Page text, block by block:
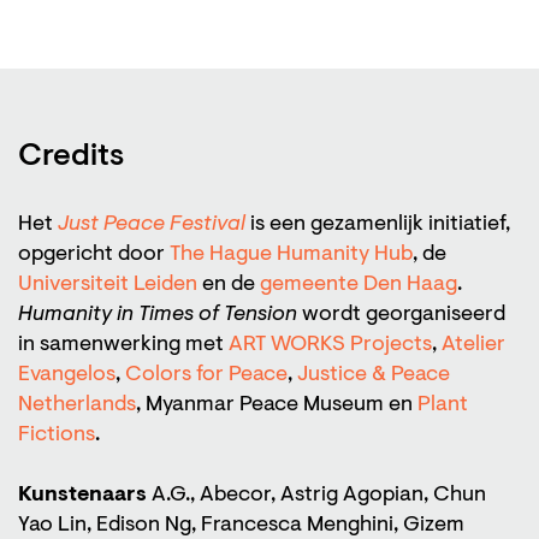
Credits
Het Just Peace Festival is een gezamenlijk initiatief,
opgericht door The Hague Humanity Hub, de
Universiteit Leiden en de gemeente Den Haag.
Humanity in Times of Tension wordt georganiseerd
in samenwerking met ART WORKS Projects, Atelier
Evangelos, Colors for Peace, Justice & Peace
Netherlands, Myanmar Peace Museum en Plant
Fictions.
Kunstenaars A.G., Abecor, Astrig Agopian, Chun
Yao Lin, Edison Ng, Francesca Menghini, Gizem